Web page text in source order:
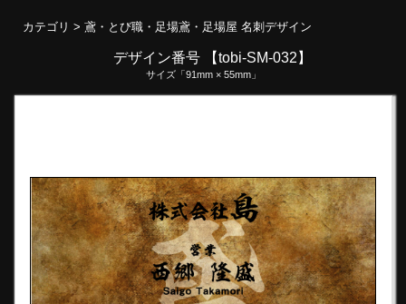
カテゴリ > 鳶・とび職・足場鳶・足場屋 名刺デザイン
デザイン番号 【tobi-SM-032】
サイズ「91mm × 55mm」